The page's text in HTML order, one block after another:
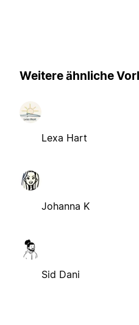
Weitere ähnliche
Lexa Hart
Johanna K
Sid Dani